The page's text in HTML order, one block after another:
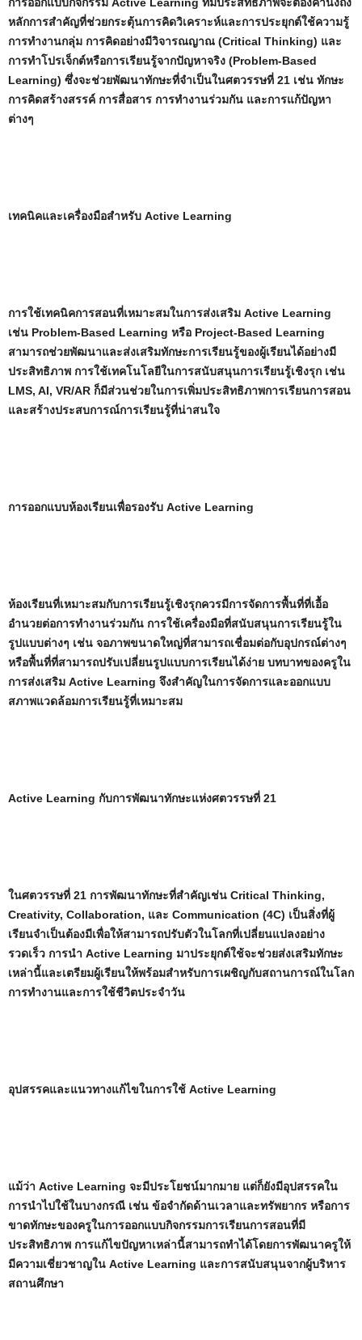
หลักการสำคัญที่ช่วยกระตุ้นการคิดวิเคราะห์และการประยุกต์ใช้ความรู้
การทำงานกลุ่ม การคิดอย่างมีวิจารณญาณ (Critical Thinking) และ
การทำโปรเจ็กต์หรือการเรียนรู้จากปัญหาจริง (Problem-Based
Learning) ซึ่งจะช่วยพัฒนาทักษะที่จำเป็นในศตวรรษที่ 21 เช่น ทักษะ
การคิดสร้างสรรค์ การสื่อสาร การทำงานร่วมกัน และการแก้ปัญหา
ต่างๆ
เทคนิคและเครื่องมือสำหรับ Active Learning
การใช้เทคนิคการสอนที่เหมาะสมในการส่งเสริม Active Learning
เช่น Problem-Based Learning หรือ Project-Based Learning
สามารถช่วยพัฒนาและส่งเสริมทักษะการเรียนรู้ของผู้เรียนได้อย่างมี
ประสิทธิภาพ การใช้เทคโนโลยีในการสนับสนุนการเรียนรู้เชิงรุก เช่น
LMS, AI, VR/AR ก็มีส่วนช่วยในการเพิ่มประสิทธิภาพการเรียนการสอน
และสร้างประสบการณ์การเรียนรู้ที่น่าสนใจ
การออกแบบห้องเรียนเพื่อรองรับ Active Learning
ห้องเรียนที่เหมาะสมกับการเรียนรู้เชิงรุกควรมีการจัดการพื้นที่ที่เอื้อ
อำนวยต่อการทำงานร่วมกัน การใช้เครื่องมือที่สนับสนุนการเรียนรู้ใน
รูปแบบต่างๆ เช่น จอภาพขนาดใหญ่ที่สามารถเชื่อมต่อกับอุปกรณ์ต่างๆ
หรือพื้นที่ที่สามารถปรับเปลี่ยนรูปแบบการเรียนได้ง่าย บทบาทของครูใน
การส่งเสริม Active Learning จึงสำคัญในการจัดการและออกแบบ
สภาพแวดล้อมการเรียนรู้ที่เหมาะสม
Active Learning กับการพัฒนาทักษะแห่งศตวรรษที่ 21
ในศตวรรษที่ 21 การพัฒนาทักษะที่สำคัญเช่น Critical Thinking,
Creativity, Collaboration, และ Communication (4C) เป็นสิ่งที่ผู้
เรียนจำเป็นต้องมีเพื่อให้สามารถปรับตัวในโลกที่เปลี่ยนแปลงอย่าง
รวดเร็ว การนำ Active Learning มาประยุกต์ใช้จะช่วยส่งเสริมทักษะ
เหล่านี้และเตรียมผู้เรียนให้พร้อมสำหรับการเผชิญกับสถานการณ์ในโลก
การทำงานและการใช้ชีวิตประจำวัน
อุปสรรคและแนวทางแก้ไขในการใช้ Active Learning
แม้ว่า Active Learning จะมีประโยชน์มากมาย แต่ก็ยังมีอุปสรรคใน
การนำไปใช้ในบางกรณี เช่น ข้อจำกัดด้านเวลาและทรัพยากร หรือการ
ขาดทักษะของครูในการออกแบบกิจกรรมการเรียนการสอนที่มี
ประสิทธิภาพ การแก้ไขปัญหาเหล่านี้สามารถทำได้โดยการพัฒนาครูให้
มีความเชี่ยวชาญใน Active Learning และการสนับสนุนจากผู้บริหาร
สถานศึกษา